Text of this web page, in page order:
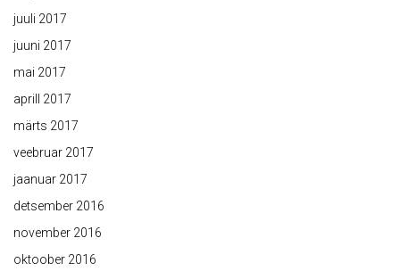
juuli 2017
juuni 2017
mai 2017
aprill 2017
märts 2017
veebruar 2017
jaanuar 2017
detsember 2016
november 2016
oktoober 2016